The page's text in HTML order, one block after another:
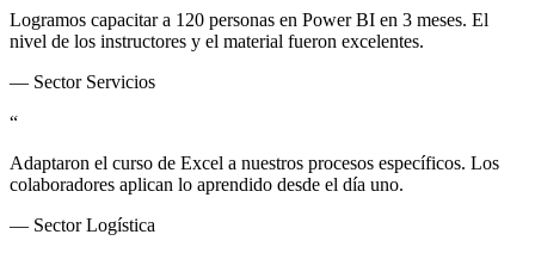
Logramos capacitar a 120 personas en Power BI en 3 meses. El
nivel de los instructores y el material fueron excelentes.
— Sector Servicios
“
Adaptaron el curso de Excel a nuestros procesos específicos. Los
colaboradores aplican lo aprendido desde el día uno.
— Sector Logística